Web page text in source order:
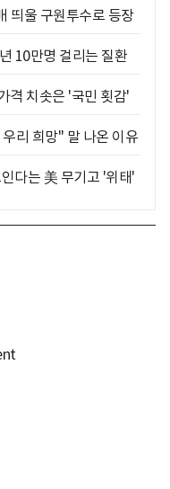
띄울 구원투수로 등장
10만명 걸리는 질환
격 치솟은 '국민 횟감'
리 희망" 말 나온 이유
다는 美 무기고 '위태'